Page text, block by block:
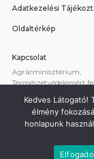
Adatkezelési
Oldaltérkép
Kapcsolat
Agrárminisztérium,
Természetvédelemért
A weboldallal
Minden jog
Kedves Látogató!
élmény
honlapunk